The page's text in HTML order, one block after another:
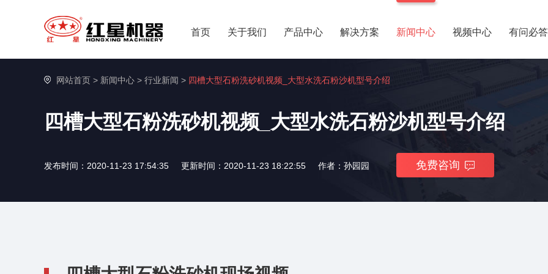
首页 关于我们 产品中心 解决方案 新闻中心 视频中心 有问必答
网站首页 > 新闻中心 > 行业新闻 > 四槽大型石粉洗砂机视频_大型水洗石粉沙机型号介绍
四槽大型石粉洗砂机视频_大型水洗石粉沙机型号介绍
发布时间：2020-11-23 17:54:35 更新时间：2020-11-23 18:22:55 作者：孙园园 免费咨询